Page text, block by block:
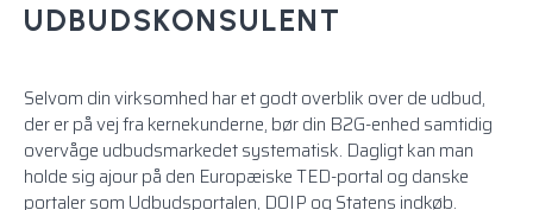
UDBUDSKONSULENT
Selvom din virksomhed har et godt overblik over de udbud,
der er på vej fra kernekunderne, bør din B2G-enhed samtidig
overvåge udbudsmarkedet systematisk. Dagligt kan man
holde sig ajour på den Europæiske TED-portal og danske
portaler som Udbudsportalen, DOIP og Statens indkøb.